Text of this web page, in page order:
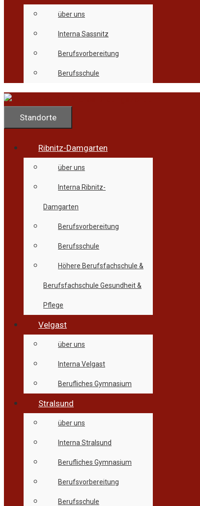
über uns
Interna Sassnitz
Berufsvorbereitung
Berufsschule
Standorte
Ribnitz-Damgarten
über uns
Interna Ribnitz-
Damgarten
Berufsvorbereitung
Berufsschule
Höhere Berufsfachschule &
Berufsfachschule Gesundheit &
Pflege
Velgast
über uns
Interna Velgast
Berufliches Gymnasium
Stralsund
über uns
Interna Stralsund
Berufliches Gymnasium
Berufsvorbereitung
Berufsschule